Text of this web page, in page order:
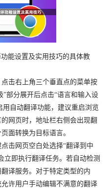
能设置及实用技巧的具体教
击右上角三个垂直点的菜单按
”部分展开后点击“语言和输入设
用自动翻译功能，建议重启浏览
网页时，地址栏右侧会出现翻
面转换为目标语言。
击网页空白处选择“翻译到中
立即执行翻译任务。若自动检测
译服务。对于特定类型的内
许用户手动编辑不满意的翻译